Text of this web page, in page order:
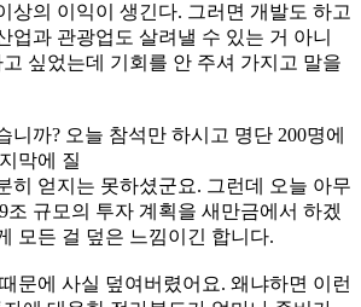
상의 이익이 생긴다. 그러면 개발도 하고
업과 관광업도 살려낼 수 있는 거 아니
싶었는데 기회를 안 주셔 가지고 말을
까? 오늘 참석만 하시고 명단 200명에
막에 질
히 얻지는 못하셨군요. 그런데 오늘 아무
조 규모의 투자 계획을 새만금에서 하겠
모든 걸 덮은 느낌이긴 합니다.
문에 사실 덮여버렸어요. 왜냐하면 이런